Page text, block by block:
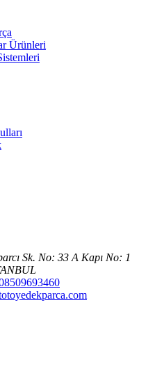
Ürünleri
Sk. No: 33 A Kapı No: 1